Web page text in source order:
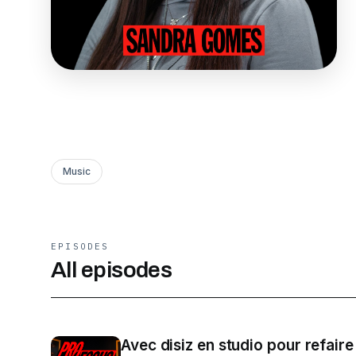
Music
EPISODES
All episodes
Avec disiz en studio pour